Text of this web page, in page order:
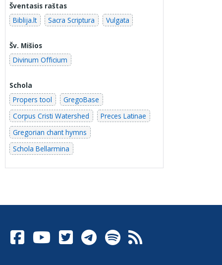
Šventasis raštas
Biblija.lt
Sacra Scriptura Vulgata
Šv. Mišios
Divinum Officium
Schola
Propers tool
GregoBase
Corpus Cristi Watershed
Preces Latinae
Gregorian chant hymns
Schola Bellarmina